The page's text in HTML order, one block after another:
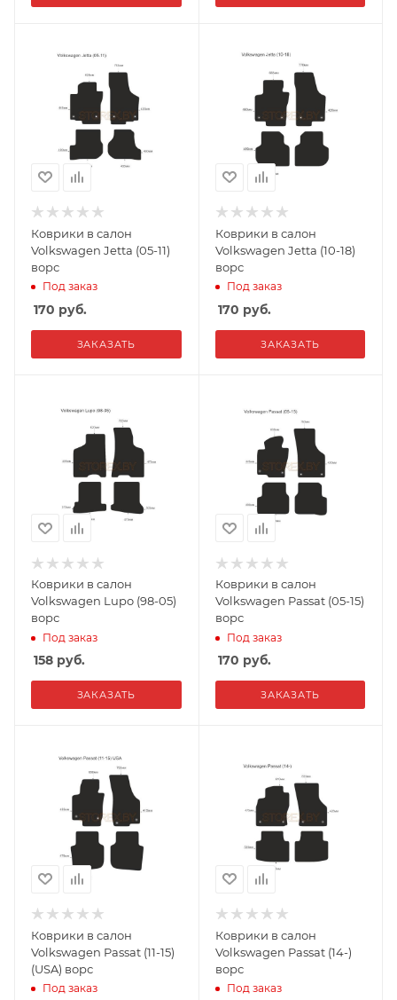
Коврики в салон
Volkswagen Jetta (05-11)
ворс
Под заказ
170 руб.
ЗАКАЗАТЬ
Коврики в салон
Volkswagen Jetta (10-18)
ворс
Под заказ
170 руб.
ЗАКАЗАТЬ
Коврики в салон
Volkswagen Lupo (98-05)
ворс
Под заказ
158 руб.
ЗАКАЗАТЬ
Коврики в салон
Volkswagen Passat (05-15)
ворс
Под заказ
170 руб.
ЗАКАЗАТЬ
Коврики в салон
Volkswagen Passat (11-15)
(USA) ворс
Под заказ
Коврики в салон
Volkswagen Passat (14-)
ворс
Под заказ